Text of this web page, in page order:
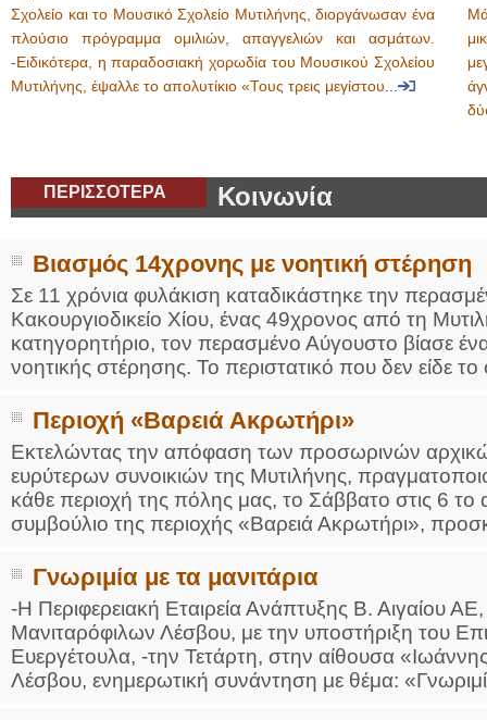
Σχολείο και το Μουσικό Σχολείο Μυτιλήνης, διοργάνωσαν ένα
πλούσιο πρόγραμμα ομιλιών, απαγγελιών και ασμάτων.
-Ειδικότερα, η παραδοσιακή χορωδία του Μουσικού Σχολείου
Μυτιλήνης, έψαλλε το απολυτίκιο «Τους τρεις μεγίστου...
ΠΕΡΙΣΣΟΤΕΡΑ Κοινωνία
Βιασμός 14χρονης με νοητική στέρηση
Σε 11 χρόνια φυλάκιση καταδικάστηκε την
Κακουργιοδικείο Χίου, ένας 49χρονος από τη
κατηγορητήριο, τον περασμένο Αύγουστο βίασε
νοητικής στέρησης. Το περιστατικό που δεν είδε
Περιοχή «Βαρειά Ακρωτήρι»
Εκτελώντας την απόφαση των προσωρινών
ευρύτερων συνοικιών της Μυτιλήνης,
κάθε περιοχή της πόλης μας, το Σάββατο στις 6
συμβούλιο της περιοχής «Βαρειά Ακρωτήρι»,
Γνωριμία με τα μανιτάρια
-Η Περιφερειακή Εταιρεία Ανάπτυξης Β. Αιγαίου
Μανιταρόφιλων Λέσβου, με την υποστήριξη του
Ευεργέτουλα, -την Τετάρτη, στην αίθουσα
Λέσβου, ενημερωτική συνάντηση με θέμα: